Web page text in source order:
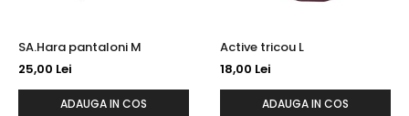
SA.Hara pantaloni M
25,00 Lei
ADAUGA IN COS
Active tricou L
18,00 Lei
ADAUGA IN COS